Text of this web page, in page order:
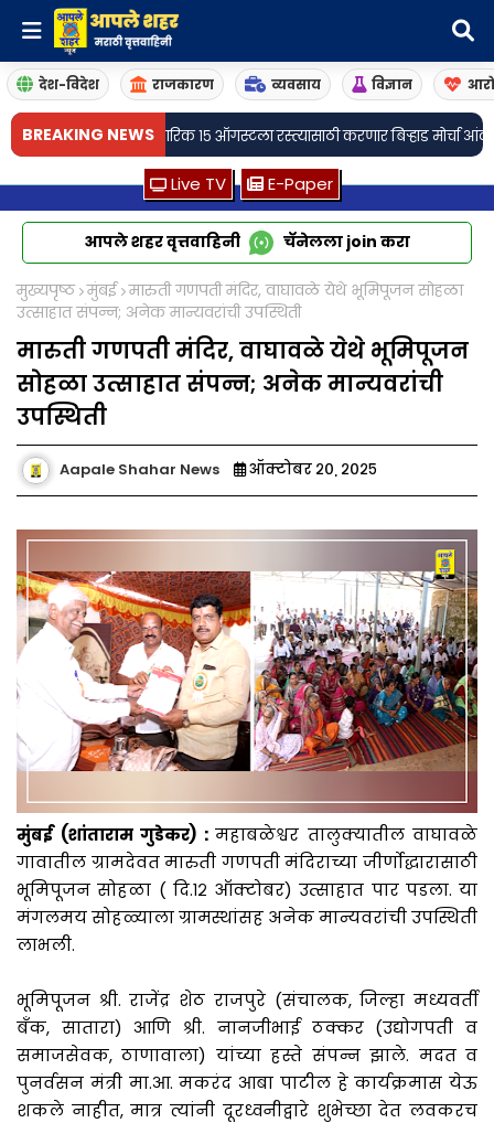
देश-विदेश राजकारण व्यवसाय विज्ञान
BREAKING NEWS
नागरिक १५ ऑगस्टला रस्त्यासाठी करणार बिऱ्हाड मोर्चा आंदोलन• नवीन
Live TV E-Paper
आपले शहर वृत्तवाहिनी चॅनेलला join करा
मुख्यपृष्ठ मुंबई मारुती गणपती मंदिर, वाघावळे येथे भूमिपूजन सोहळा
उत्साहात संपन्न; अनेक मान्यवरांची उपस्थिती
मारुती गणपती मंदिर, वाघावळे येथे भूमिपूजन
सोहळा उत्साहात संपन्न; अनेक मान्यवरांची
उपस्थिती
Aapale Shahar News ऑक्टोबर २०, २०२५
मुंबई (शांताराम गुडेकर) : महाबळेश्वर तालुक्यातील वाघावळे
गावातील ग्रामदेवत मारुती गणपती मंदिराच्या जीर्णोद्धारासाठी
भूमिपूजन सोहळा ( दि.१२ ऑक्टोबर) उत्साहात पार पडला. या
मंगलमय सोहळ्याला ग्रामस्थांसह अनेक मान्यवरांची उपस्थिती
लाभली.
भूमिपूजन श्री. राजेंद्र शेठ राजपुरे (संचालक, जिल्हा मध्यवर्ती
बँक, सातारा) आणि श्री. नानजीभाई ठक्कर (उद्योगपती व
समाजसेवक, ठाणावाला) यांच्या हस्ते संपन्न झाले. मदत व
पुनर्वसन मंत्री मा.आ. मकरंद आबा पाटील हे कार्यक्रमास येऊ
शकले नाहीत, मात्र त्यांनी दूरध्वनीद्वारे शुभेच्छा देत लवकरच